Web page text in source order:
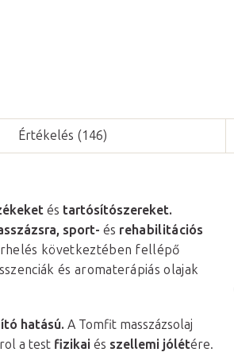
Értékelés (146)
és tartósítószereket.
sport- és rehabilitációs
következtében fellépő
és aromaterápiás olajak
hatású. A Tomfit masszázsolaj
a test fizikai és szellemi jólétére.